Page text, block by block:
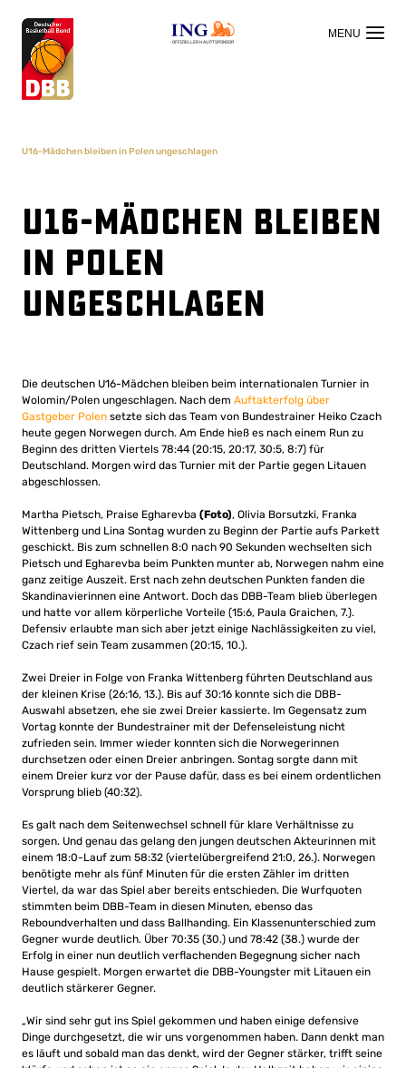
OFFIZIELLER HAUPTSPONSOR
U16-Mädchen bleiben in Polen ungeschlagen
U16-Mädchen bleiben
in Polen
ungeschlagen
Die deutschen U16-Mädchen bleiben beim internationalen Turnier in
Wolomin/Polen ungeschlagen. Nach dem Auftakterfolg über
Gastgeber Polen setzte sich das Team von Bundestrainer Heiko Czach
heute gegen Norwegen durch. Am Ende hieß es nach einem Run zu
Beginn des dritten Viertels 78:44 (20:15, 20:17, 30:5, 8:7) für
Deutschland. Morgen wird das Turnier mit der Partie gegen Litauen
abgeschlossen.
Martha Pietsch, Praise Egharevba (Foto), Olivia Borsutzki, Franka
Wittenberg und Lina Sontag wurden zu Beginn der Partie aufs Parkett
geschickt. Bis zum schnellen 8:0 nach 90 Sekunden wechselten sich
Pietsch und Egharevba beim Punkten munter ab, Norwegen nahm eine
ganz zeitige Auszeit. Erst nach zehn deutschen Punkten fanden die
Skandinavierinnen eine Antwort. Doch das DBB-Team blieb überlegen
und hatte vor allem körperliche Vorteile (15:6, Paula Graichen, 7.).
Defensiv erlaubte man sich aber jetzt einige Nachlässigkeiten zu viel,
Czach rief sein Team zusammen (20:15, 10.).
Zwei Dreier in Folge von Franka Wittenberg führten Deutschland aus
der kleinen Krise (26:16, 13.). Bis auf 30:16 konnte sich die DBB-
Auswahl absetzen, ehe sie zwei Dreier kassierte. Im Gegensatz zum
Vortag konnte der Bundestrainer mit der Defenseleistung nicht
zufrieden sein. Immer wieder konnten sich die Norwegerinnen
durchsetzen oder einen Dreier anbringen. Sontag sorgte dann mit
einem Dreier kurz vor der Pause dafür, dass es bei einem ordentlichen
Vorsprung blieb (40:32).
Es galt nach dem Seitenwechsel schnell für klare Verhältnisse zu
sorgen. Und genau das gelang den jungen deutschen Akteurinnen mit
einem 18:0-Lauf zum 58:32 (viertelübergreifend 21:0, 26.). Norwegen
benötigte mehr als fünf Minuten für die ersten Zähler im dritten
Viertel, da war das Spiel aber bereits entschieden. Die Wurfquoten
stimmten beim DBB-Team in diesen Minuten, ebenso das
Reboundverhalten und dass Ballhanding. Ein Klassenunterschied zum
Gegner wurde deutlich. Über 70:35 (30.) und 78:42 (38.) wurde der
Erfolg in einer nun deutlich verflachenden Begegnung sicher nach
Hause gespielt. Morgen erwartet die DBB-Youngster mit Litauen ein
deutlich stärkerer Gegner.
„Wir sind sehr gut ins Spiel gekommen und haben einige defensive
Dinge durchgesetzt, die wir uns vorgenommen haben. Dann denkt man
es läuft und sobald man das denkt, wird der Gegner stärker, trifft seine